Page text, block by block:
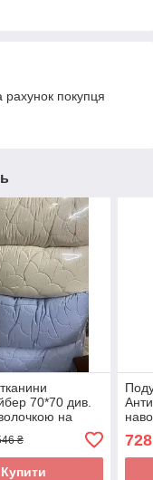
рахунок покупця
70*70 див.
на
₴
Купити
для
728